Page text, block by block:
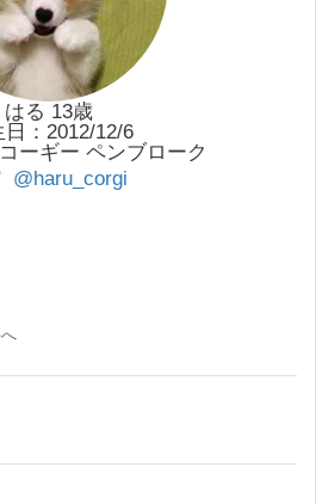
はる 13歳
日：2012/12/6
ーギー ペンブローク
@haru_corgi